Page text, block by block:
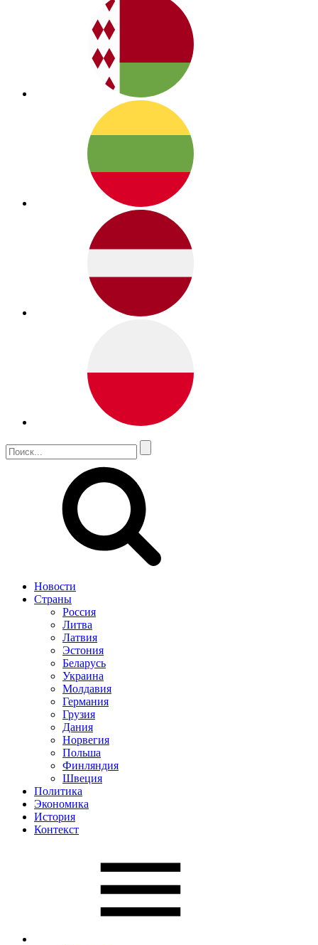
Новости
Страны
Россия
Литва
Латвия
Эстония
Беларусь
Украина
Молдавия
Германия
Грузия
Дания
Норвегия
Польша
Финляндия
Швеция
Политика
Экономика
История
Контекст